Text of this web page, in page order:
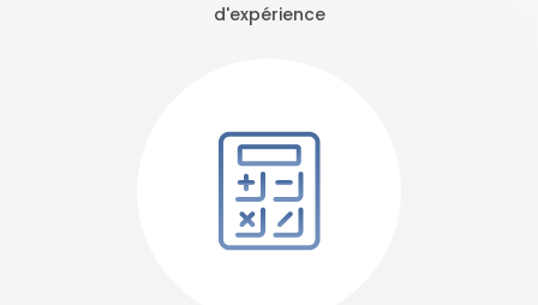
d'expérience